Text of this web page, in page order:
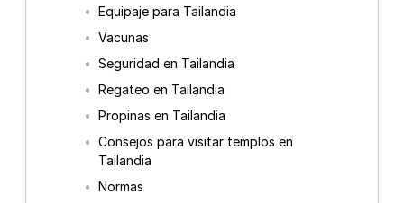
Equipaje para Tailandia
Vacunas
Seguridad en Tailandia
Regateo en Tailandia
Propinas en Tailandia
Consejos para visitar templos en
Tailandia
Normas